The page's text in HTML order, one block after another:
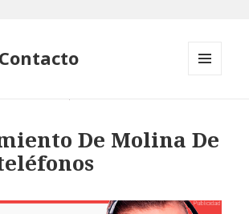
De Molina De